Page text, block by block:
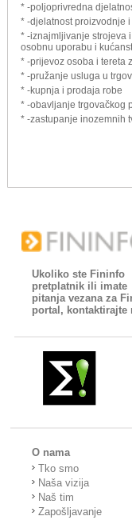
* -poljoprivredna
* -djelatnost proizvodnje
* -iznajmljivanje strojeva
osobnu uporabu i
* -prijevoz osoba i tereta
* -pružanje usluga u
* -kupnja i prodaja robe
* -obavljanje trgovačkog
* -zastupanje inozemnih
Ukoliko ste Fininfo
pretplatnik ili imate
pitanja vezana za
portal, kontaktirajte
O nama
Tko smo
Naša vizija
Naš tim
Zapošljavanje